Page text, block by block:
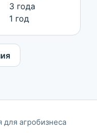
3 года
1 год
агробизнеса